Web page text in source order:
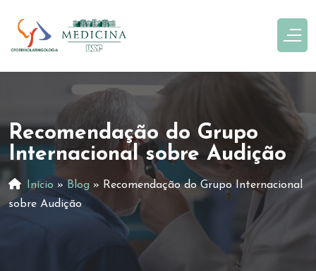
Recomendação do Grupo
Internacional sobre Audição
Início » Blog » Recomendação do Grupo Internacional
sobre Audição